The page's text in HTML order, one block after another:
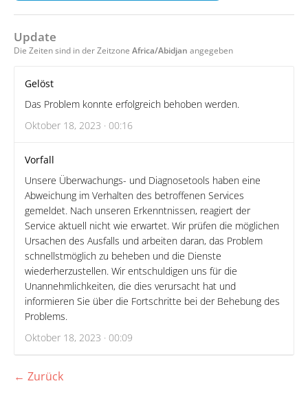
Update
Die Zeiten sind in der Zeitzone Africa/Abidjan angegeben
Gelöst
Das Problem konnte erfolgreich behoben werden.
Oktober 18, 2023 · 00:16
Vorfall
Unsere Überwachungs- und Diagnosetools haben eine
Abweichung im Verhalten des betroffenen Services
gemeldet. Nach unseren Erkenntnissen, reagiert der
Service aktuell nicht wie erwartet. Wir prüfen die möglichen
Ursachen des Ausfalls und arbeiten daran, das Problem
schnellstmöglich zu beheben und die Dienste
wiederherzustellen. Wir entschuldigen uns für die
Unannehmlichkeiten, die dies verursacht hat und
informieren Sie über die Fortschritte bei der Behebung des
Problems.
Oktober 18, 2023 · 00:09
← Zurück